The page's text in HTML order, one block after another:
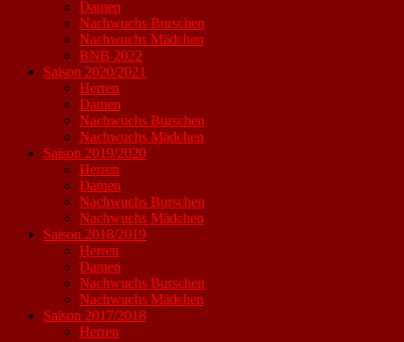
Damen
Nachwuchs Burschen
Nachwuchs Mädchen
BNB 2022
Saison 2020/2021
Herren
Damen
Nachwuchs Burschen
Nachwuchs Mädchen
Saison 2019/2020
Herren
Damen
Nachwuchs Burschen
Nachwuchs Mädchen
Saison 2018/2019
Herren
Damen
Nachwuchs Burschen
Nachwuchs Mädchen
Saison 2017/2018
Herren